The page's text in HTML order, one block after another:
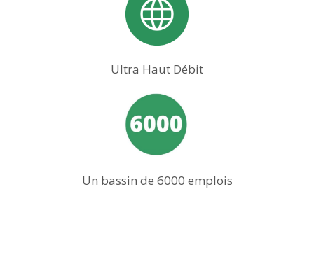
Ultra Haut Débit
Un bassin de 6000 emplois